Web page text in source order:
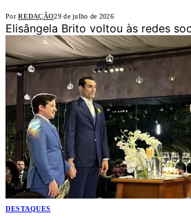
Por REDAÇÃO29 de julho de 2026
Elisângela Brito voltou às redes
DESTAQUES